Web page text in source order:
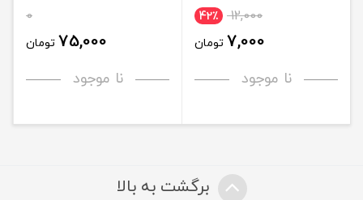
12,000 42٪
7,000 تومان
نا موجود
0
75,000 تومان
نا موجود
برگشت به بالا